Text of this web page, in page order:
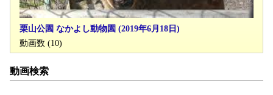
栗山公園 なかよし動物園 (2019年6月18日)
動画数 (10)
動画検索